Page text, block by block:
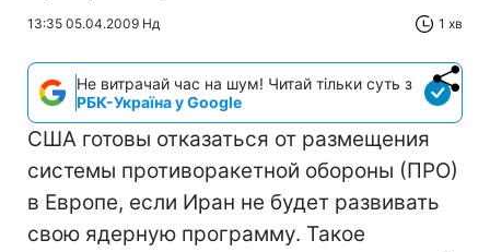
13:35 05.04.2009 Нд 1 хв
Не витрачай час на шум! Читай тільки суть з
РБК-Україна у Google
США готовы отказаться от размещения
системы противоракетной обороны (ПРО)
в Европе, если Иран не будет развивать
свою ядерную программу. Такое